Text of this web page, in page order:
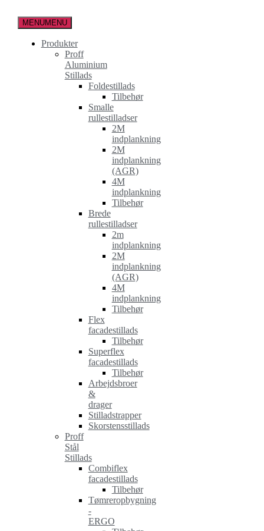
indholdet
MENUMENU
Produkter
Proff
Aluminium
Stillads
Foldestillads
Tilbehør
Smalle
rullestilladser
2M
indplankning
2M
indplankning
(AGR)
4M
indplankning
Tilbehør
Brede
rullestilladser
2m
indplankning
2M
indplankning
(AGR)
4M
indplankning
Tilbehør
Flex
facadestillads
Tilbehør
Superflex
facadestillads
Tilbehør
Arbejdsbroer
&
drager
Stilladstrapper
Skorstensstillads
Proff
Stål
Stillads
Combiflex
facadestillads
Tilbehør
Tømreropbygning
-
ERGO